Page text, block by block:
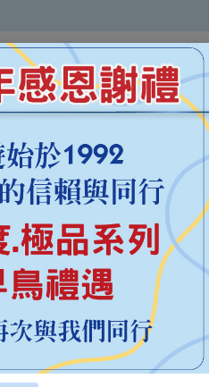
花現系列
深度系列
川 雲南
青海